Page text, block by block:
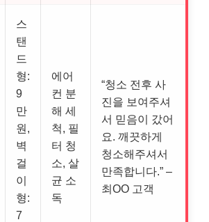
스
탠
드
형:
9
만
원,
벽
걸
이
형:
7
에어
컨 분
해 세
척, 필
터 청
소, 살
균 소
독
“청소 전후 사
진을 보여주셔
서 믿음이 갔어
요. 깨끗하게
청소해주셔서
만족합니다.” –
최OO 고객